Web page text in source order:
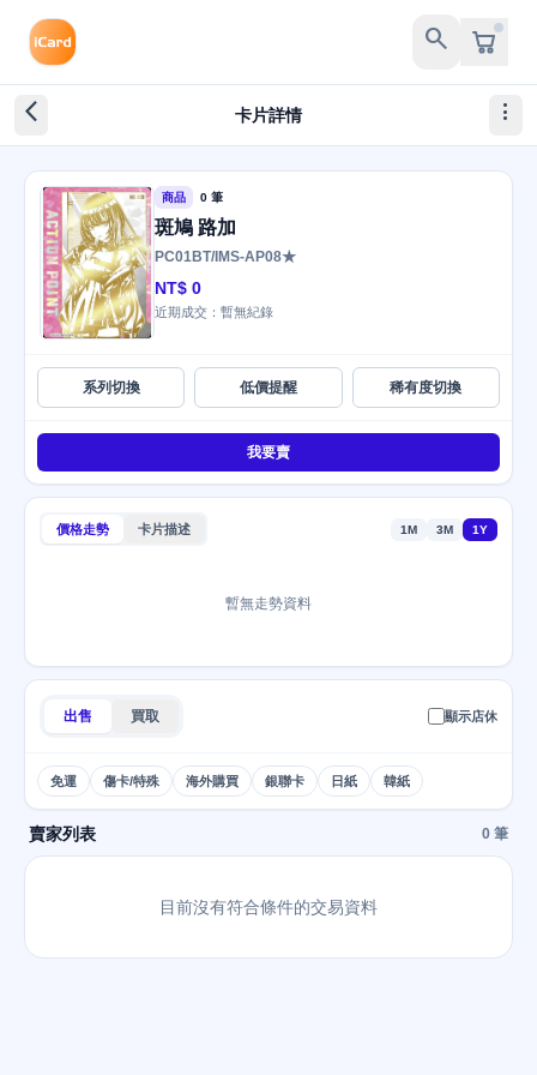
search
arrow_back_ios_new 卡片詳情 more_vert
商品 0 筆
斑鳩 路加
PC01BT/IMS-AP08★
NT$ 0
近期成交：暫無紀錄
系列切換 低價提醒 稀有度切換
我要賣
價格走勢 卡片描述 1M 3M 1Y
暫無走勢資料
出售 買取 顯示店休
免運 傷卡/特殊 海外購買 銀聯卡 日紙 韓紙
賣家列表 0 筆
目前沒有符合條件的交易資料